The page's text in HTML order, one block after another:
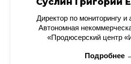
Директор по мониторингу
Автономная
«Продюсерский центр
Подробнее